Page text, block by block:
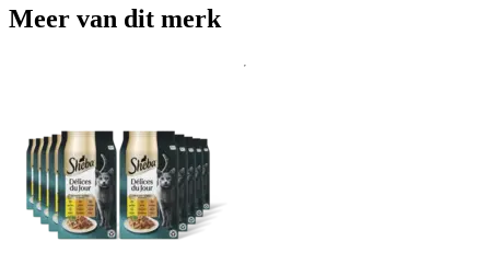
Meer van dit merk